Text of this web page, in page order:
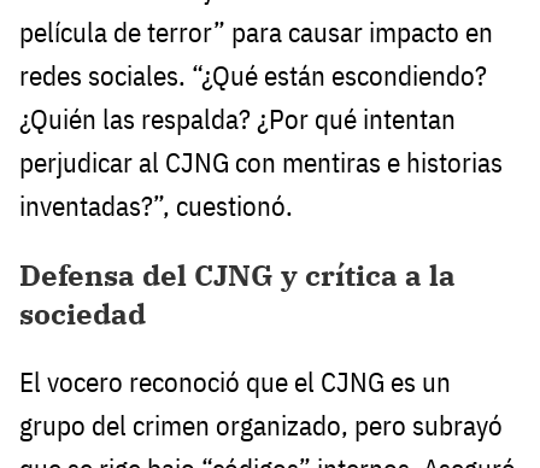
película de terror” para causar impacto en
redes sociales. “¿Qué están escondiendo?
¿Quién las respalda? ¿Por qué intentan
perjudicar al CJNG con mentiras e historias
inventadas?”, cuestionó.
Defensa del CJNG y crítica a la
sociedad
El vocero reconoció que el CJNG es un
grupo del crimen organizado, pero subrayó